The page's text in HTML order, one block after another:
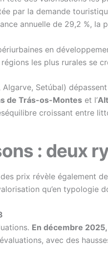
par la demande
annuelle de 29,2 %, la
en
les plus rurales se
Setúbal)
de Trás-os-Montes et l’
croissant entre
: deux
prix révèle également
qu’en typologie
En décembre
avec des